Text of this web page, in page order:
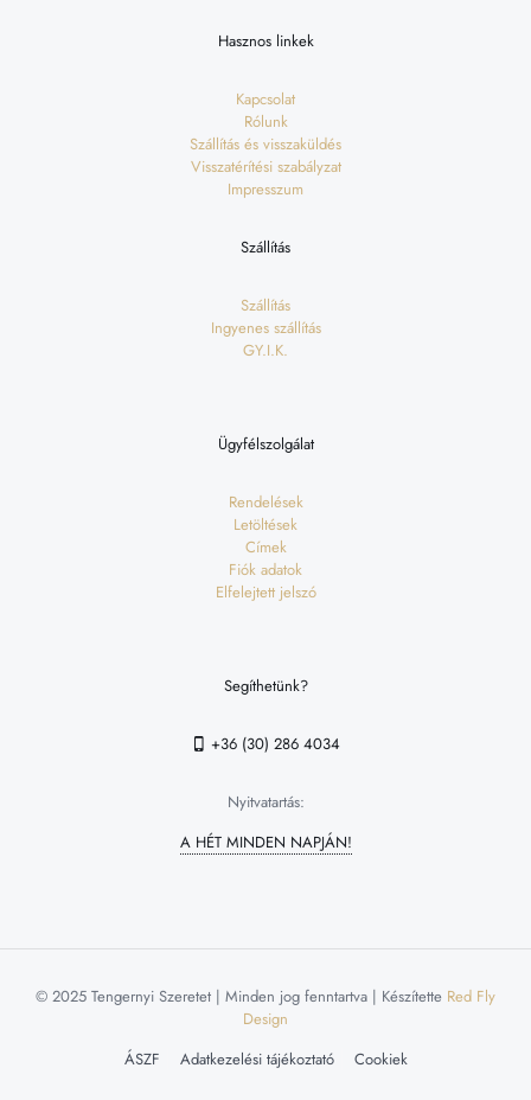
Hasznos linkek
Kapcsolat
Rólunk
Szállítás és visszaküldés
Visszatérítési szabályzat
Impresszum
Szállítás
Szállítás
Ingyenes szállítás
GY.I.K.
Ügyfélszolgálat
Rendelések
Letöltések
Címek
Fiók adatok
Elfelejtett jelszó
Segíthetünk?
+36 (30) 286 4034
Nyitvatartás:
A HÉT MINDEN NAPJÁN!
© 2025 Tengernyi Szeretet | Minden jog fenntartva | Készítette Red Fly
Design
ÁSZF
Adatkezelési tájékoztató Cookiek